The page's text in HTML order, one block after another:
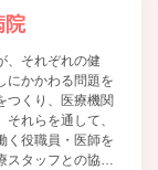
院
、それぞれの健
にかかわる問題を
つくり、医療機関
れらを通して、
く役職員・医師を
スタッフとの協同